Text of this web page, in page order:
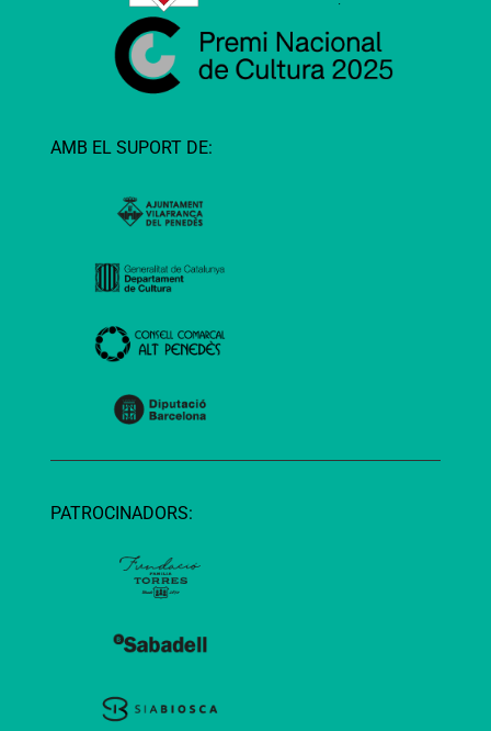
AMB EL SUPORT DE:
PATROCINADORS: